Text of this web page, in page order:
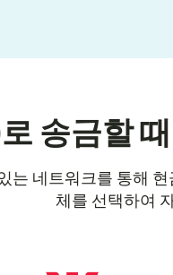
송금할
는 네트워크를 통해
체를 선택하여